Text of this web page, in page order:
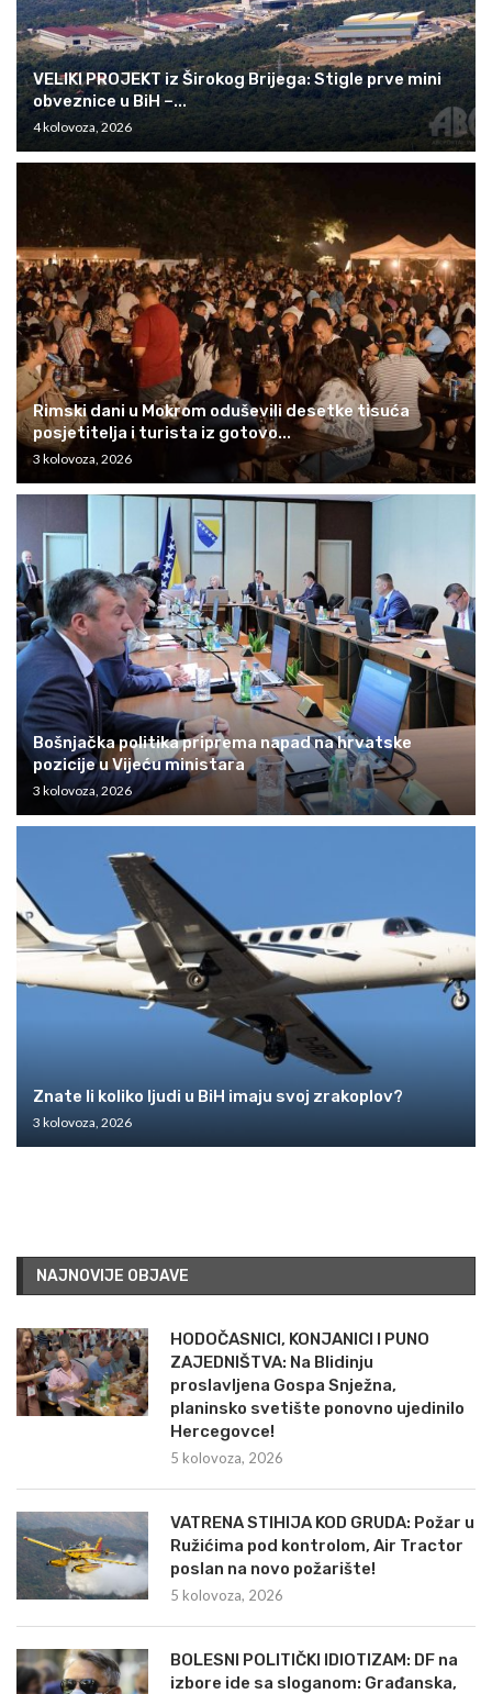
VELIKI PROJEKT iz Širokog Brijega: Stigle prve mini
obveznice u BiH –...
4 kolovoza, 2026
Rimski dani u Mokrom oduševili desetke tisuća
posjetitelja i turista iz gotovo...
3 kolovoza, 2026
Bošnjačka politika priprema napad na hrvatske
pozicije u Vijeću ministara
3 kolovoza, 2026
Znate li koliko ljudi u BiH imaju svoj zrakoplov?
3 kolovoza, 2026
NAJNOVIJE OBJAVE
HODOČASNICI, KONJANICI I PUNO
ZAJEDNIŠTVA: Na Blidinju
proslavljena Gospa Snježna,
planinsko svetište ponovno ujedinilo
Hercegovce!
5 kolovoza, 2026
VATRENA STIHIJA KOD GRUDA: Požar u
Ružićima pod kontrolom, Air Tractor
poslan na novo požarište!
5 kolovoza, 2026
BOLESNI POLITIČKI IDIOTIZAM: DF na
izbore ide sa sloganom: Građanska,